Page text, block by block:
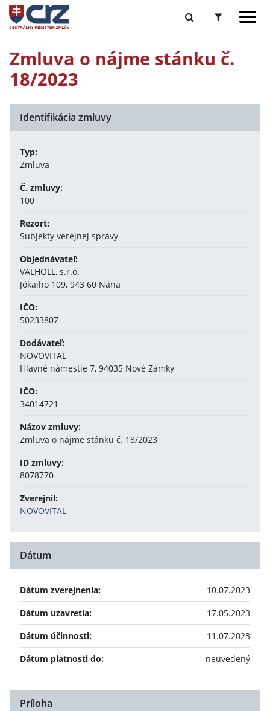
Zmluva o nájme stánku č.
18/2023
Identifikácia zmluvy
Typ:
Zmluva
Č. zmluvy:
100
Rezort:
Subjekty verejnej správy
Objednávateľ:
VALHOLL, s.r.o.
Jókaiho 109, 943 60 Nána
IČO:
50233807
Dodávateľ:
NOVOVITAL
Hlavné námestie 7, 94035 Nové Zámky
IČO:
34014721
Názov zmluvy:
Zmluva o nájme stánku č. 18/2023
ID zmluvy:
8078770
Zverejnil:
NOVOVITAL
Dátum
Dátum zverejnenia:
10.07.2023
Dátum uzavretia:
17.05.2023
Dátum účinnosti:
11.07.2023
Dátum platnosti do:
neuvedený
Príloha